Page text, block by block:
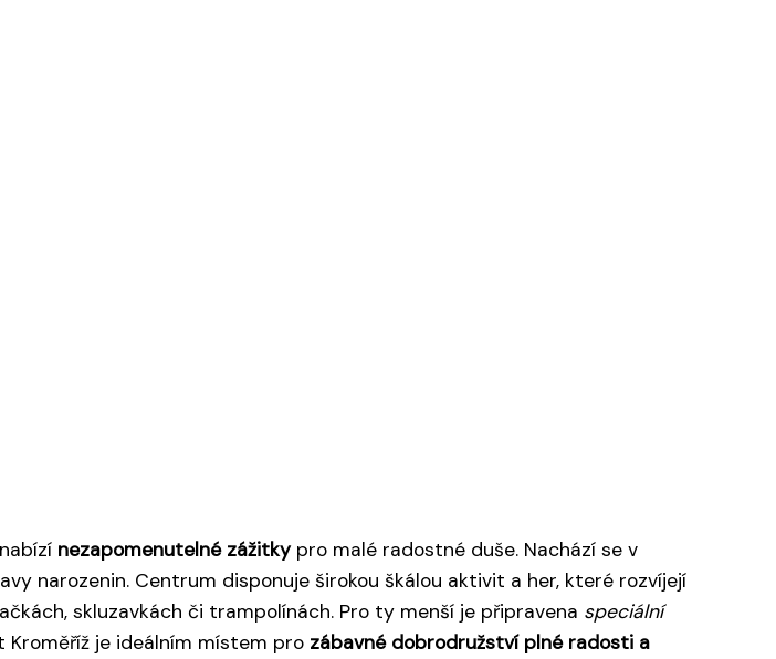
nezapomenutelné zážitkypro malé radostné duše. Nachází se v
narozenin. Centrum disponuje širokou škálou aktivit a her, které rozvíjejí
skluzavkách či trampolínách. Pro ty menší je připravena speciální
Kroměříž je ideálním místem pro zábavné dobrodružství plné radosti a